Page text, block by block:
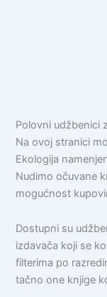
Polovni udžbenici
Na ovoj stranici
Ekologija
Nudimo očuvane
mogućnost
Dostupni su
izdavača koji se
filterima po
tačno one knjige